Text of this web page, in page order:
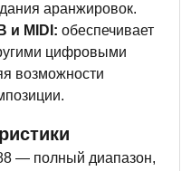
аранжировок.
и MIDI: обеспечивает
цифровыми
возможности
— полный диапазон,